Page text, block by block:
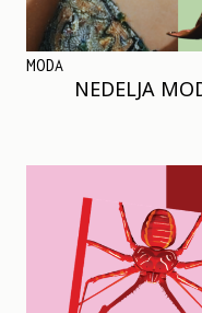
MODA
NEDELJA